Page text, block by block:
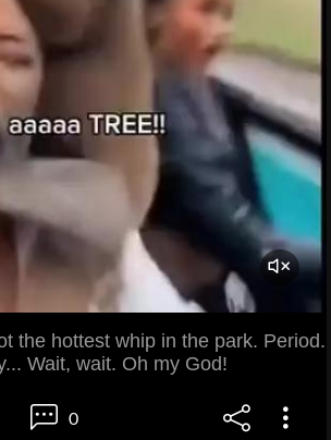
the hottest whip in the park. Period.
Wait, wait. Oh my God!
0